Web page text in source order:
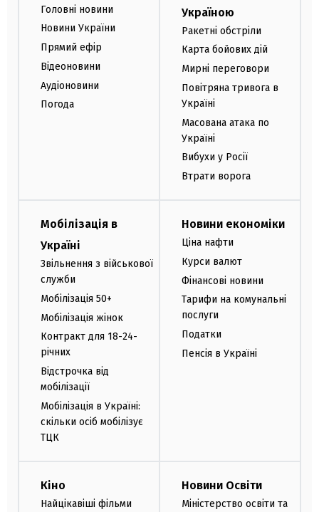
Головні новини
Новини України
Прямий ефір
Відеоновини
Аудіоновини
Погода
Україною
Ракетні обстріли
Карта бойових дій
Мирні переговори
Повітряна тривога в
Україні
Масована атака по
Україні
Вибухи у Росії
Втрати ворога
Мобілізація в
Україні
Звільнення з військової
служби
Мобілізація 50+
Мобілізація жінок
Контракт для 18-24-
річних
Відстрочка від
мобілізації
Мобілізація в Україні:
скільки осіб мобілізує
ТЦК
Новини економіки
Ціна нафти
Курси валют
Фінансові новини
Тарифи на комунальні
послуги
Податки
Пенсія в Україні
Кіно
Найцікавіші фільми
Новини Освіти
Міністерство освіти та